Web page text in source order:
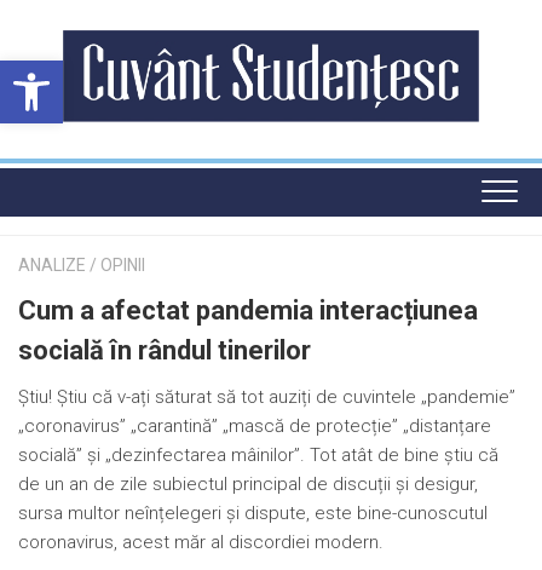
Deschide bara de unelte
content
ANALIZE / OPINII
Cum a afectat pandemia interacțiunea
socială în rândul tinerilor
Știu! Știu că v-ați săturat să tot auziți de cuvintele „pandemie”
„coronavirus” „carantină” „mască de protecție” „distanțare
socială” și „dezinfectarea mâinilor”. Tot atât de bine știu că
de un an de zile subiectul principal de discuții și desigur,
sursa multor neînțelegeri și dispute, este bine-cunoscutul
coronavirus, acest măr al discordiei modern.